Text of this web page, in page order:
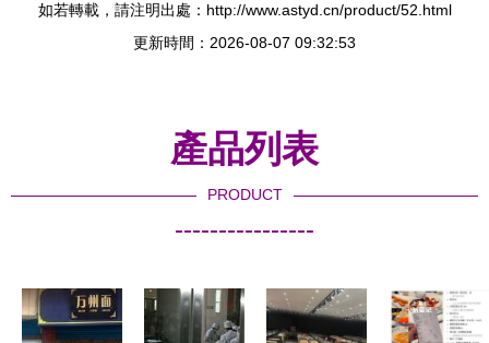
如若轉載，請注明出處：http://www.astyd.cn/product/52.html
更新時間：2026-08-07 09:32:53
產品列表
PRODUCT
----------------